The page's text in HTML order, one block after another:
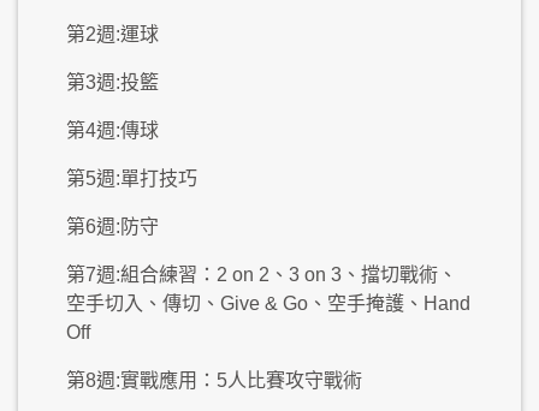
第2週:運球
第3週:投籃
第4週:傳球
第5週:單打技巧
第6週:防守
第7週:組合練習：2 on 2、3 on 3、擋切戰術、
空手切入、傳切、Give & Go、空手掩護、Hand
Off
第8週:實戰應用：5人比賽攻守戰術